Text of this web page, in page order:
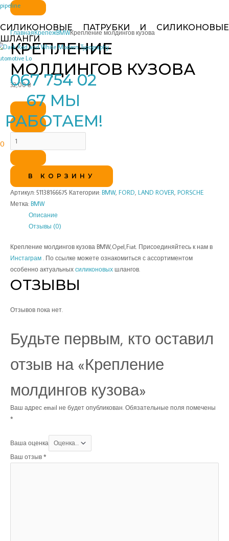
Перейти
содержимому
pipeline
СИЛИКОНОВЫЕ ПАТРУБКИ И СИЛИКОНОВЫЕ
ШЛАНГИ
067 754 02
67 МЫ
РАБОТАЕМ!
0
ГлавнаяКрепежBMWКрепление молдингов кузова
КРЕПЛЕНИЕ
МОЛДИНГОВ КУЗОВА
32,00₴
Количество
товара
Крепление
молдингов
кузова
В КОРЗИНУ
Артикул: 51138166675 Категории: BMW, FORD, LAND ROVER, PORSCHE
Метка: BMW
Описание
Отзывы (0)
Крепление молдингов кузова BMW,Opel,Fiat. Присоединяйтесь к нам в
Инстаграм . По ссылке можете ознакомиться с ассортиментом
особенно актуальных силиконовых шлангов.
ОТЗЫВЫ
Отзывов пока нет.
Будьте первым, кто оставил
отзыв на «Крепление
молдингов кузова»
Ваш адрес email не будет опубликован. Обязательные поля помечены
*
Ваша оценка
Ваш отзыв *